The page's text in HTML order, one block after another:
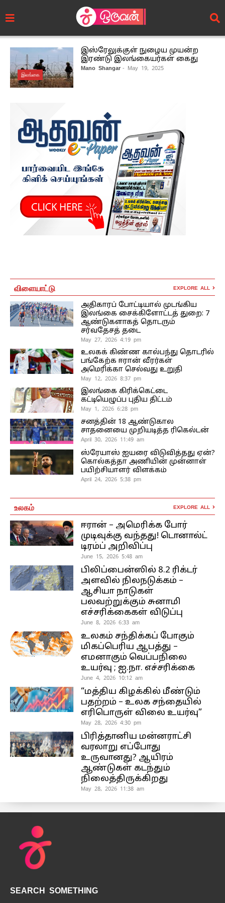
இலங்கை
இஸ்ரேலுக்குள் நுழைய முயன்ற
இரண்டு இலங்கையர்கள் கைது
Mano Shangar - May 19, 2025
விளையாட்டு EXPLORE ALL
அதிகாரப் போட்டியால் முடங்கிய
இலங்கை சைக்கிளோட்டத் துறை: 7
ஆண்டுகளாகத் தொடரும்
சர்வதேசத் தடை
May 27, 2026 4:19 pm
உலகக் கிண்ண கால்பந்து தொடரில்
பங்கேற்க ஈரான் வீரர்கள்
அமெரிக்கா செல்வது உறுதி
May 12, 2026 8:37 pm
இலங்கை கிரிக்கெட்டை
கட்டியெழுப்ப புதிய திட்டம்
May 1, 2026 6:28 pm
சனத்தின் 18 ஆண்டுகால
சாதனையை முறியடித்த ரிகெல்டன்
April 30, 2026 11:49 am
ஸ்ரேயாஸ் ஐயரை விடுவித்தது ஏன்?
கொல்கத்தா அணியின் முன்னாள்
பயிற்சியாளர் விளக்கம்
April 24, 2026 5:38 pm
உலகம் EXPLORE ALL
ஈரான் – அமெரிக்க போர்
முடிவுக்கு வந்தது! டொனால்ட்
டிரம்ப் அறிவிப்பு
June 15, 2026 5:48 am
பிலிப்பைன்ஸில் 8.2 ரிக்டர்
அளவில் நிலநடுக்கம் –
ஆசியா நாடுகள்
பலவற்றுக்கும் சுனாமி
எச்சரிக்கைகள் விடுப்பு
June 8, 2026 6:33 am
உலகம் சந்திக்கப் போகும்
மிகப்பெரிய ஆபத்து –
எமனாகும் வெப்பநிலை
உயர்வு ; ஐ.நா. எச்சரிக்கை
June 4, 2026 10:12 am
“மத்திய கிழக்கில் மீண்டும்
பதற்றம் – உலக சந்தையில்
எரிபொருள் விலை உயர்வு”
May 28, 2026 4:30 pm
பிரித்தானிய மன்னராட்சி
வரலாறு எப்போது
உருவானது? ஆயிரம்
ஆண்டுகள் கடந்தும்
நிலைத்திருக்கிறது
May 28, 2026 11:38 am
SEARCH SOMETHING